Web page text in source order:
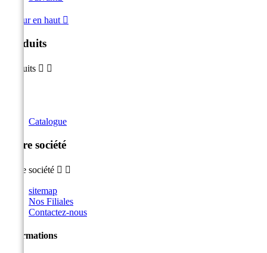
Retour en haut 
Produits
Produits  
Catalogue
Notre société
Notre société  
sitemap
Nos Filiales
Contactez-nous
Informations